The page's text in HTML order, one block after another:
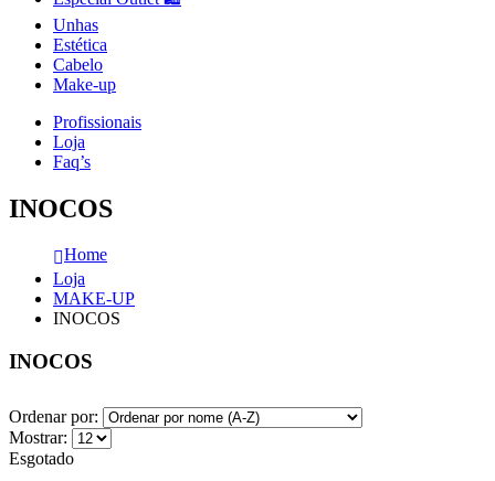
Unhas
Estética
Cabelo
Make-up
Profissionais
Loja
Faq’s
INOCOS
Home
Loja
MAKE-UP
INOCOS
INOCOS
Ordenar por:
Mostrar:
Esgotado